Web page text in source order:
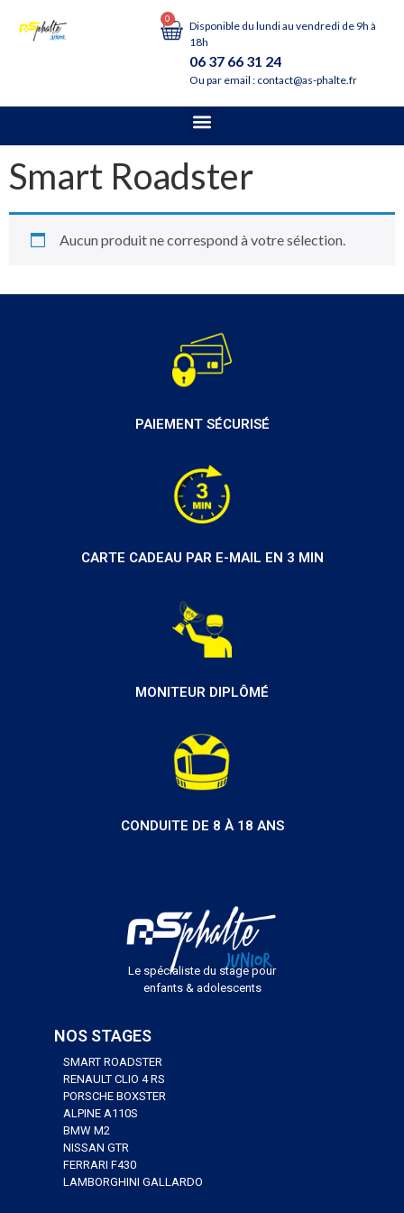
0
Disponible du lundi au vendredi de 9h à
18h
06 37 66 31 24
Ou par email : contact@as-phalte.fr
Smart Roadster
Aucun produit ne correspond à votre sélection.
PAIEMENT SÉCURISÉ
CARTE CADEAU PAR E-MAIL EN 3 MIN
MONITEUR DIPLÔMÉ
CONDUITE DE 8 À 18 ANS
Le spécialiste du stage pour
enfants & adolescents
NOS STAGES
SMART ROADSTER
RENAULT CLIO 4 RS
PORSCHE BOXSTER
ALPINE A110S
BMW M2
NISSAN GTR
FERRARI F430
LAMBORGHINI GALLARDO